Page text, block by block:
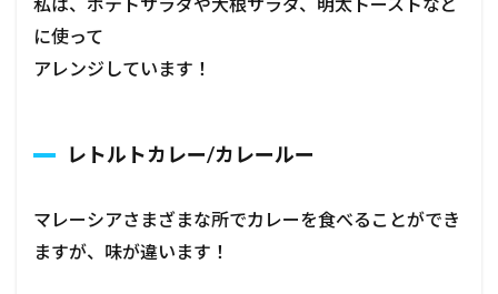
に使って
アレンジしています！
レトルトカレー/カレールー
マレーシアさまざまな所でカレーを食べることができ
ますが、味が違います！